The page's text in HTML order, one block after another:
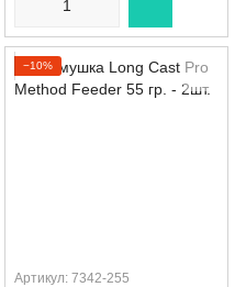
−10%
Артикул: 7342-255